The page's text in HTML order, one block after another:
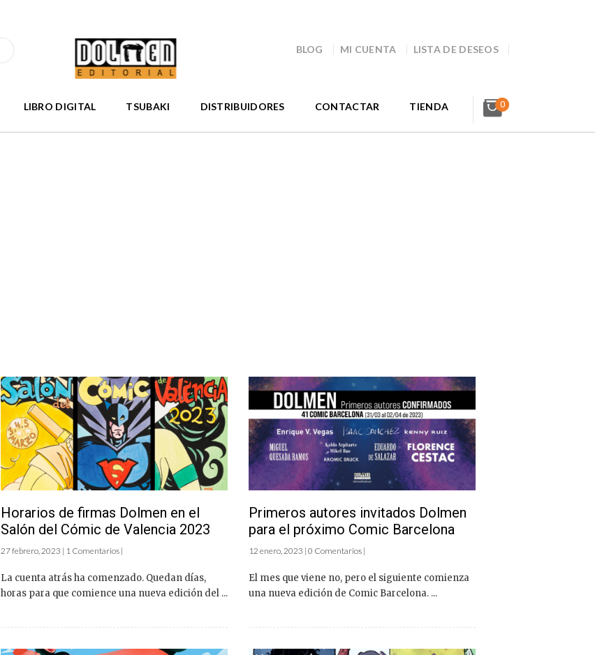
BLOG MI CUENTA LISTA DE DESEOS
LIBRO DIGITAL TSUBAKI DISTRIBUIDORES CONTACTAR TIENDA 0
Horarios de firmas Dolmen en el
Salón del Cómic de Valencia 2023
27 febrero, 2023 | 1 Comentarios |
La cuenta atrás ha comenzado. Quedan días,
horas para que comience una nueva edición del ...
Primeros autores invitados Dolmen
para el próximo Comic Barcelona
12 enero, 2023 | 0 Comentarios |
El mes que viene no, pero el siguiente comienza
una nueva edición de Comic Barcelona. ...